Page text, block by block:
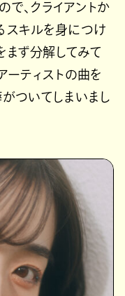
、クライアントか
スキルを身につけ
まず分解してみて
ーティストの曲を
ついてしまいまし